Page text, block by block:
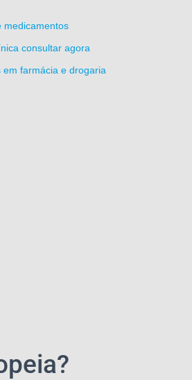
medicamentos
consultar agora
farmácia e drogaria